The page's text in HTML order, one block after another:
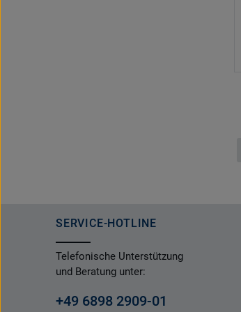
SERVICE-HOTLINE
Telefonische Unterstützung
und Beratung unter:
+49 6898 2909-01